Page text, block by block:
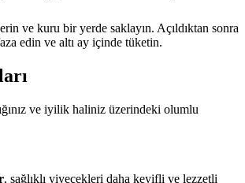
ve kuru bir yerde saklayın. Açıldıktan sonra
edin ve altı ay içinde tüketin.
ve iyilik haliniz üzerindeki olumlu
, sağlıklı yiyecekleri daha keyifli ve lezzetli